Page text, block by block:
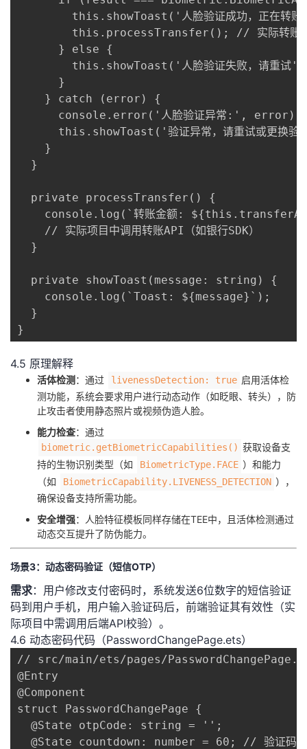
this.showToast('人脸验证成功，正在转
this.processTransfer(); // 实际转账
      } else {
this.showToast('人脸验证失败，请重试
      }
    } catch (error) {
      console.error('人脸验证异常:', error);
this.showToast('验证异常，请重试或更换验
    }
  }
  private processTransfer() {
console.log(`转账金额:
    // 实际项目中调用转账API（如银行SDK）
  }
  private showToast(message: string) {
    console.log(`Toast: ${message}`);
  }
}
4.5 原理解释
​活体检测​ ​：通过 livenessDetection: true 启用活体检
测功能，系统会要求用户进行动态动作（如眨眼、转头），防
止攻击者使用静态照片或视频伪造人脸。
​能力检查​​：通过
biometric.getBiometricCapabilities() 获取设备支
持的生物识别类型（如
BiometricType.FACE ）和能力
（如
BiometricCapability.LIVENESS_DETECTION ），
确保设备支持所需功能。
​安全增强​​：人脸特征模板同样存储在TEE中，且活体检测通过
动态交互提升了防伪能力。
场景3：动态密码验证（短信OTP）
​需求​​：用户修改支付密码时，系统发送6位数字的短信验证
码到用户手机，用户输入验证码后，前端验证其有效性（实
际项目中需调用后端API校验）。
4.6 动态密码代码（PasswordChangePage.ets）
// src/main/ets/pages/
@Entry
@Component
struct PasswordChangePage {
  @State otpCode: string = '';
@State countdown: number = 60; // 验证码倒